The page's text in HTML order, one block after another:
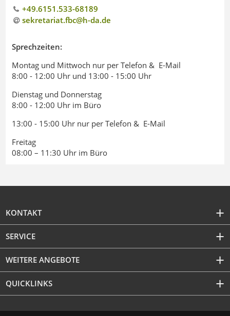
+49.6151.533-68189
sekretariat.fbc@h-da.de
Sprechzeiten:
Montag und Mittwoch nur per Telefon & E-Mail
8:00 - 12:00 Uhr und 13:00 - 15:00 Uhr
Dienstag und Donnerstag
8:00 - 12:00 Uhr im Büro
13:00 - 15:00 Uhr nur per Telefon & E-Mail
Freitag
08:00 – 11:30 Uhr im Büro
KONTAKT
SERVICE
WEITERE ANGEBOTE
QUICKLINKS